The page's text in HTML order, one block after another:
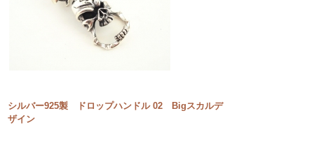
シルバー925製 ドロップハンドル 02 Bigスカルデ
ザイン